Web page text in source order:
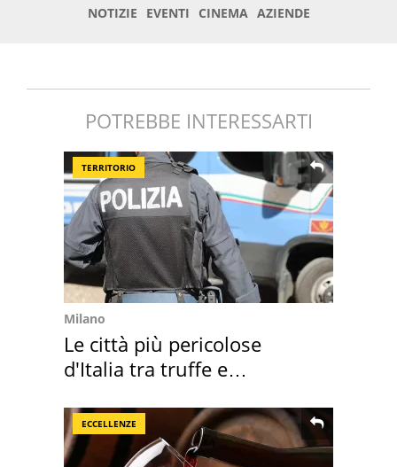
POTREBBE INTERESSARTI
TERRITORIO
Milano
Le città più pericolose
d'Italia tra truffe e
ECCELLENZE